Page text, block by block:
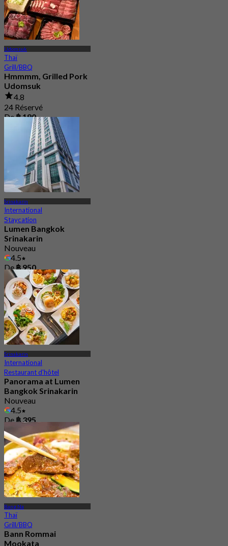
Udomsuk
Thaï
Grill/BBQ
Hmmmm, Grilled Pork
Udomsuk
4.8
24 Réservé
De฿ 190
Srinakarin
International
Staycation
Lumen Bangkok
Srinakarin
Nouveau
4.5
De฿ 950
Srinakarin
International
Restaurant d'hôtel
Panorama at Lumen
Bangkok Srinakarin
Nouveau
4.5
De ฿ 395
Bang Na
Thaï
Grill/BBQ
Bann Rommai
Mookata